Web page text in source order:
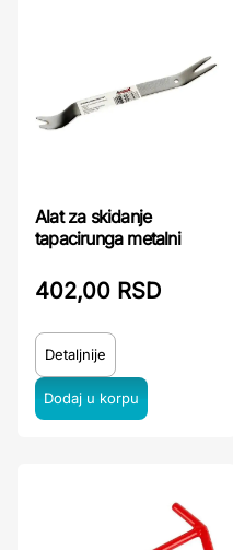
Alat za skidanje
tapacirunga metalni
402,00 RSD
Detaljnije